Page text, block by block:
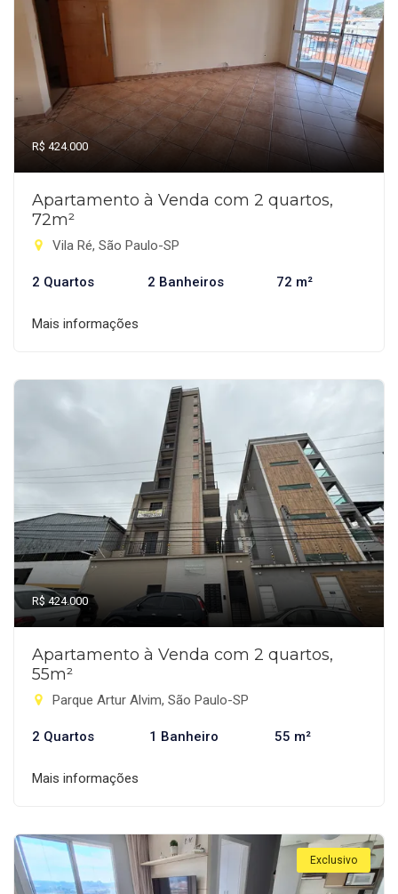
R$ 424.000
Apartamento à Venda com 2 quartos,
72m²
Vila Ré, São Paulo-SP
2 Quartos 2 Banheiros 72 m²
Mais informações
R$ 424.000
Apartamento à Venda com 2 quartos,
55m²
Parque Artur Alvim, São Paulo-SP
2 Quartos 1 Banheiro 55 m²
Mais informações
Exclusivo